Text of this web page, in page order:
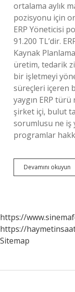
ortalama aylık
pozisyonu için
ERP Yöneticisi
91.200 TL’dir.
Kaynak
üretim, tedarik
bir işletmeyi
süreçleri içeren
yaygın ERP türü
şirket içi, bulut
sorumlusu ne iş
programlar
Devamını okuyun
https://
https://
Sitemap